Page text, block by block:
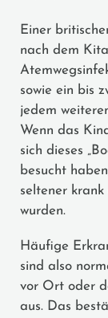
Einer
nach dem
sowie ein bis
jedem
Wenn das
sich dieses
besucht
seltener
wurden.
Häufige
sind also
vor Ort oder
aus. Das